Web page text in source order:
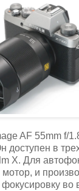
AF 55mm f/
доступен в
X. Для
и
во